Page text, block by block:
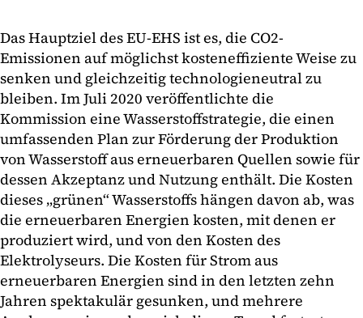
Das Hauptziel des EU-EHS ist es, die CO2-
Emissionen auf möglichst kosteneffiziente Weise zu
senken und gleichzeitig technologieneutral zu
bleiben. Im Juli 2020 veröffentlichte die
Kommission eine Wasserstoffstrategie, die einen
umfassenden Plan zur Förderung der Produktion
von Wasserstoff aus erneuerbaren Quellen sowie für
dessen Akzeptanz und Nutzung enthält. Die Kosten
dieses „grünen“ Wasserstoffs hängen davon ab, was
die erneuerbaren Energien kosten, mit denen er
produziert wird, und von den Kosten des
Elektrolyseurs. Die Kosten für Strom aus
erneuerbaren Energien sind in den letzten zehn
Jahren spektakulär gesunken, und mehrere